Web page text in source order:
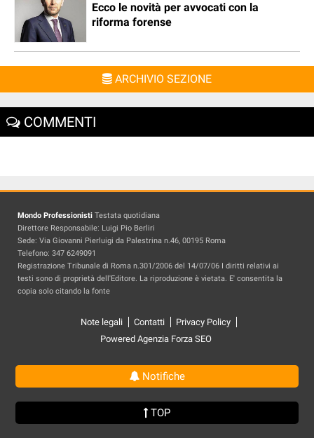
Ecco le novità per avvocati con la
riforma forense
ARCHIVIO SEZIONE
COMMENTI
Mondo Professionisti Testata quotidiana
Direttore Responsabile: Luigi Pio Berliri
Sede: Via Giovanni Pierluigi da Palestrina n.46, 00195 Roma
Telefono: 347 6249091
Registrazione Tribunale di Roma n.301/2006 del 14/07/06 I diritti relativi ai
testi sono di proprietà dell'Editore. La riproduzione è vietata. E' consentita la
copia solo citando la fonte
Note legali Contatti
Privacy Policy
Powered Agenzia Forza SEO
Notifiche
TOP